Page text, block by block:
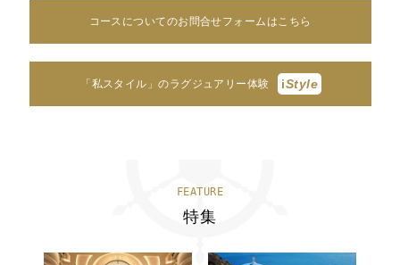
コースについてのお問合せフォームはこちら
「私スタイル」のラグジュアリー体験 iStyle
FEATURE
特集